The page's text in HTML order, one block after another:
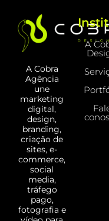
A Cobra
Agência
une
marketing
digital,
design,
branding,
criação de
sites, e-
commerce,
social
media,
tráfego
pago,
fotografia e
A